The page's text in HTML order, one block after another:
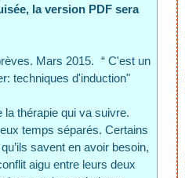
la version PDF sera
Mars 2015. “ C'est un
techniques d'induction"
la thérapie qui va suivre.
temps séparés. Certains
savent en avoir besoin,
aigu entre leurs deux